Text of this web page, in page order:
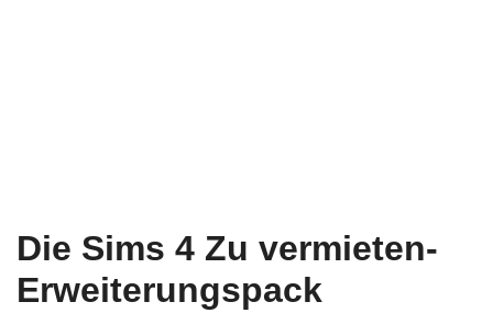
Die Sims 4 Zu vermieten-
Erweiterungspack